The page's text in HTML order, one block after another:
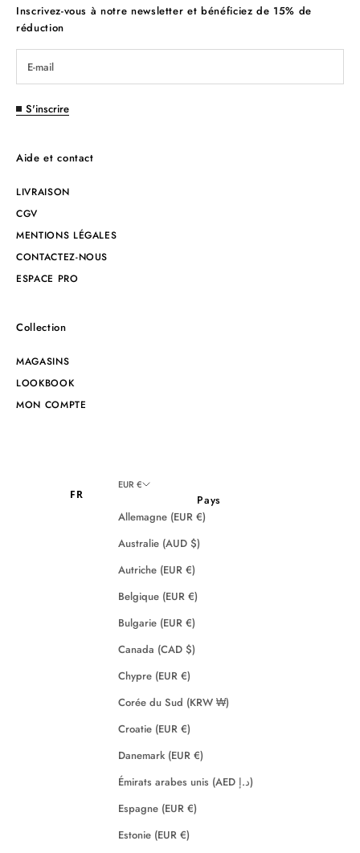
Inscrivez-vous à notre newsletter et bénéficiez de 15% de
réduction
S'inscrire
Aide et contact
LIVRAISON
CGV
MENTIONS LÉGALES
CONTACTEZ-NOUS
ESPACE PRO
Collection
MAGASINS
LOOKBOOK
MON COMPTE
FR
EUR €
Pays
Allemagne (EUR €)
Australie (AUD $)
Autriche (EUR €)
Belgique (EUR €)
Bulgarie (EUR €)
Canada (CAD $)
Chypre (EUR €)
Corée du Sud (KRW ₩)
Croatie (EUR €)
Danemark (EUR €)
Émirats arabes unis (AED د.إ)
Espagne (EUR €)
Estonie (EUR €)